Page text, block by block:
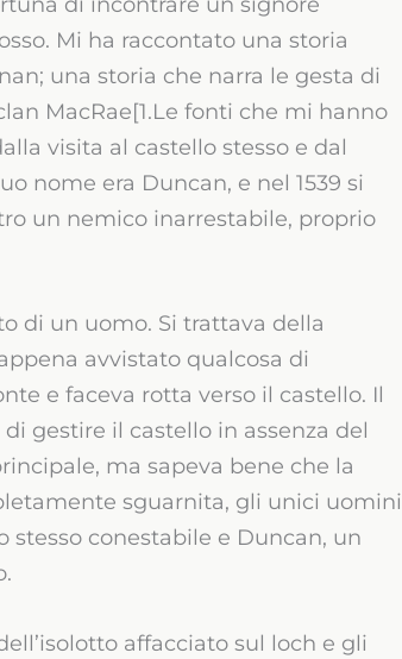
Mi ha raccontato una storia
una storia che narra le gesta di
MacRae[1.Le fonti che mi hanno
visita al castello stesso e dal
nome era Duncan, e nel 1539 si
un nemico inarrestabile, proprio
di un uomo. Si trattava della
avvistato qualcosa di
e faceva rotta verso il castello. Il
gestire il castello in assenza del
ma sapeva bene che la
sguarnita, gli unici uomini
stesso conestabile e Duncan, un
affacciato sul loch e gli